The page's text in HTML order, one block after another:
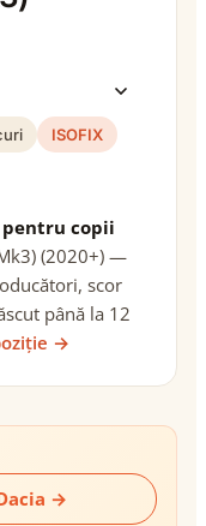
ISOFIX
pentru copii
(2020+) —
scor
până la 12
→
→